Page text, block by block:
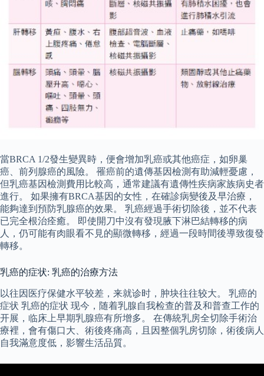
當BRCA 1/2發生變異時，便會增加乳癌或其他癌症，如卵巢
癌、前列腺癌的風險。 罹癌前的遺傳基因檢測有助減輕憂慮，
但乳癌基因檢測費用比較高，通常建議有遺傳性疾病家族病史者
進行。 如果擁有BRCA基因的女性，在確診病變後及早治療，
能夠達到預防乳腺癌的效果。 乳癌經過手術切除後，並不代表
已完全根治痊癒。 即使開刀中沒有發現腋下淋巴結轉移的病
人，仍可能有肉眼看不見的顯微轉移，經過一段時間後導致復發
轉移。
乳癌的症状: 乳癌的治療方法
以往因医疗保健水平较差，来就诊时，肿块往往较大。 乳癌的
症状 乳癌的症状 现今，随着乳腺自我检查的普及和普查工作的
开展，临床上早期乳腺癌有所增多。 在傳統乳房全切除手術治
療裡，會有傷口大、術後疼痛高，且因整個乳房切除，術後病人
自我滿意度低，影響生活品質。